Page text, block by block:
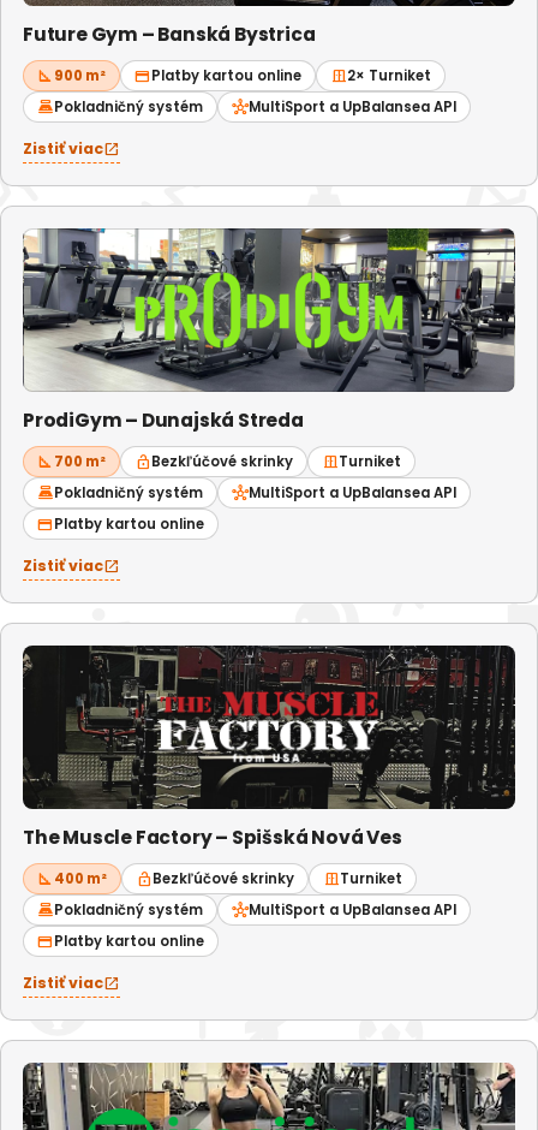
Future Gym – Banská Bystrica
square_foot 900 m² credit_cardPlatby kartou online door_sliding2× Turniket
point_of_salePokladničný systém hubMultiSport a UpBalansea API
Zistiť viacopen_in_new
ProdiGym – Dunajská Streda
square_foot 700 m² lock_openBezkľúčové skrinky door_slidingTurniket
point_of_salePokladničný systém hubMultiSport a UpBalansea API
credit_cardPlatby kartou online
Zistiť viacopen_in_new
The Muscle Factory – Spišská Nová Ves
square_foot 400 m² lock_openBezkľúčové skrinky door_slidingTurniket
point_of_salePokladničný systém hubMultiSport a UpBalansea API
credit_cardPlatby kartou online
Zistiť viacopen_in_new